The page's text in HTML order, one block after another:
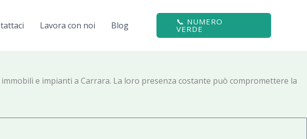
Lavora con noi Blog 📞 NUMERO
VERDE
e impianti a Carrara. La loro presenza costante può compromettere la